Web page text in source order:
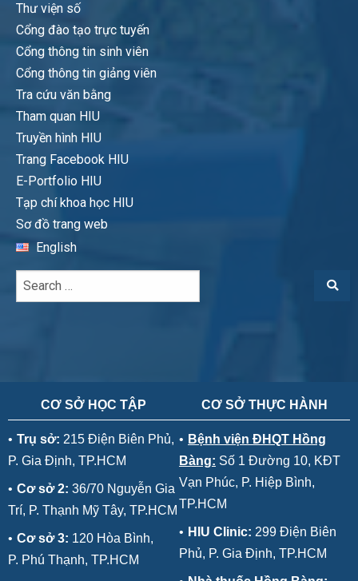
Thư viện số
Cổng đào tạo trực tuyến
Cổng thông tin sinh viên
Cổng thông tin giảng viên
Tra cứu văn bằng
Tham quan HIU
Truyền hình HIU
Trang Facebook HIU
E-Portfolio HIU
Tạp chí khoa học HIU
Sơ đồ trang web
English
CƠ SỞ HỌC TẬP
• Trụ sở: 215 Điện Biên Phủ,
P. Gia Định, TP.HCM
• Cơ sở 2: 36/70 Nguyễn Gia
Trí, P. Thạnh Mỹ Tây, TP.HCM
• Cơ sở 3: 120 Hòa Bình,
P. Phú Thạnh, TP.HCM
CƠ SỞ THỰC HÀNH
• Bệnh viện ĐHQT Hồng
Bàng: Số 1 Đường 10, KĐT
Vạn Phúc, P. Hiệp Bình,
TP.HCM
• HIU Clinic: 299 Điện Biên
Phủ, P. Gia Định, TP.HCM